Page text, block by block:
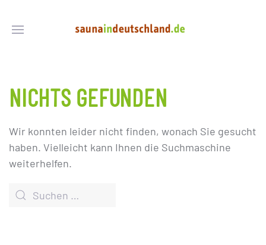
NICHTS GEFUNDEN
Wir konnten leider nicht finden, wonach Sie gesucht
haben. Vielleicht kann Ihnen die Suchmaschine
weiterhelfen.